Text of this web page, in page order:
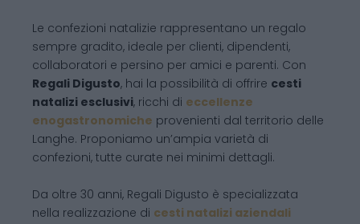
Le confezioni natalizie rappresentano un regalo
sempre gradito, ideale per clienti, dipendenti,
collaboratori e persino per amici e parenti. Con
Regali Digusto, hai la possibilità di offrire cesti
natalizi esclusivi, ricchi di eccellenze
enogastronomiche provenienti dal territorio delle
Langhe. Proponiamo un’ampia varietà di
confezioni, tutte curate nei minimi dettagli.
Da oltre 30 anni, Regali Digusto è specializzata
nella realizzazione di cesti natalizi aziendali